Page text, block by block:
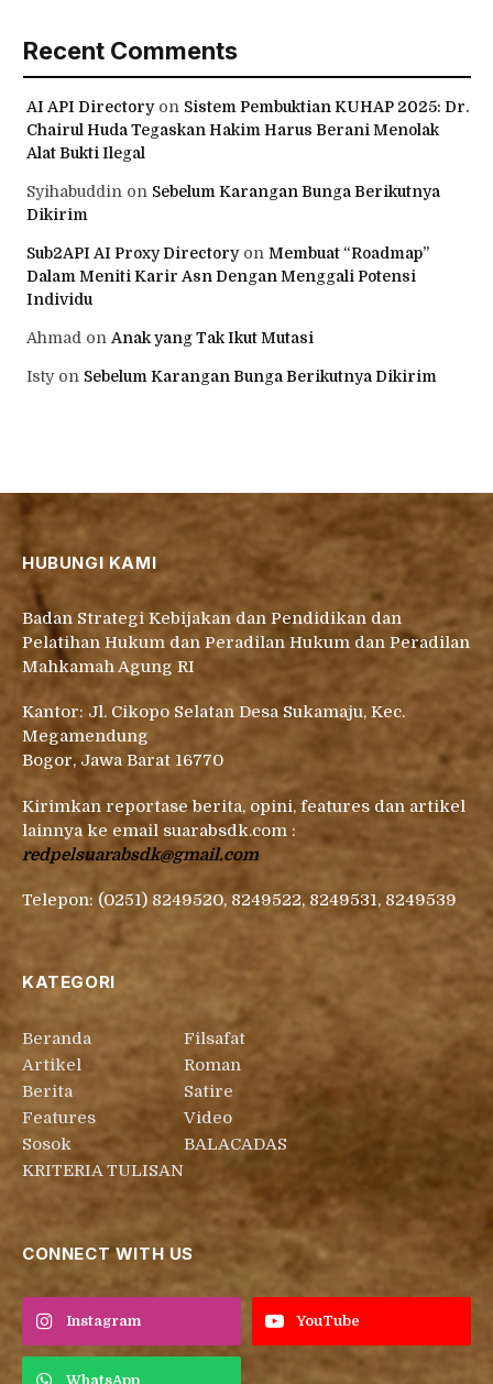
Recent Comments
AI API Directoryon Sistem Pembuktian KUHAP 2025: Dr.
Chairul Huda Tegaskan Hakim Harus Berani Menolak
Alat Bukti Ilegal
Syihabuddin on Sebelum Karangan Bunga Berikutnya
Dikirim
Sub2API AI Proxy Directoryon Membuat “Roadmap”
Dalam Meniti Karir Asn Dengan Menggali Potensi
Individu
Ahmad on Anak yang Tak Ikut Mutasi
Istyon Sebelum Karangan Bunga Berikutnya Dikirim
HUBUNGI KAMI
Badan Strategi Kebijakan dan Pendidikan dan
Pelatihan Hukum dan Peradilan Hukum dan Peradilan
Mahkamah Agung RI
Kantor: Jl. Cikopo Selatan Desa Sukamaju, Kec.
Megamendung
Bogor, Jawa Barat 16770
Kirimkan reportase berita, opini, features dan artikel
lainnya ke email suarabsdk.com :
redpelsuarabsdk@gmail.com
Telepon: (0251) 8249520, 8249522, 8249531, 8249539
KATEGORI
Beranda
Artikel
Berita
Features
Sosok
KRITERIA TULISAN
Filsafat
Roman
Satire
Video
BALACADAS
CONNECT WITH US
Instagram YouTube
WhatsApp